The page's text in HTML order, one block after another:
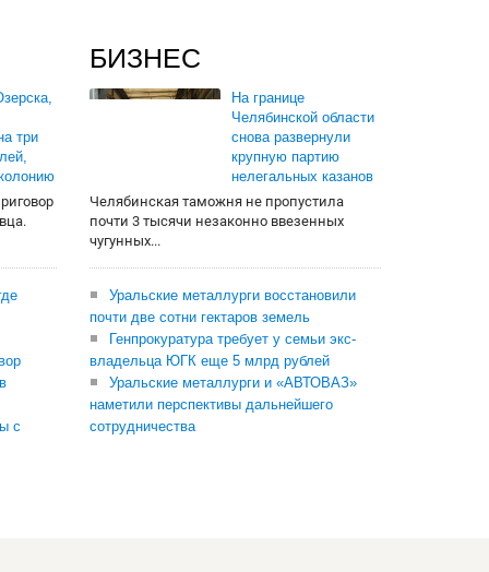
три
с
БИЗНЕС
На границе
Челябинской области
снова развернули
крупную партию
нелегальных казанов
Челябинская таможня не пропустила
почти 3 тысячи незаконно ввезенных
чугунных...
Уральские металлурги восстановили
почти две сотни гектаров земель
Генпрокуратура требует у семьи экс-
владельца ЮГК еще 5 млрд рублей
Уральские металлурги и «АВТОВАЗ»
наметили перспективы дальнейшего
сотрудничества